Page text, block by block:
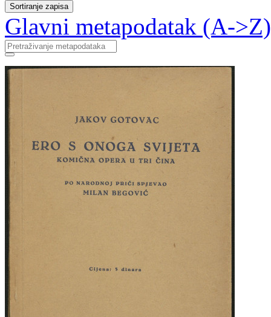
Sortiranje zapisa
Glavni metapodatak (A->Z)